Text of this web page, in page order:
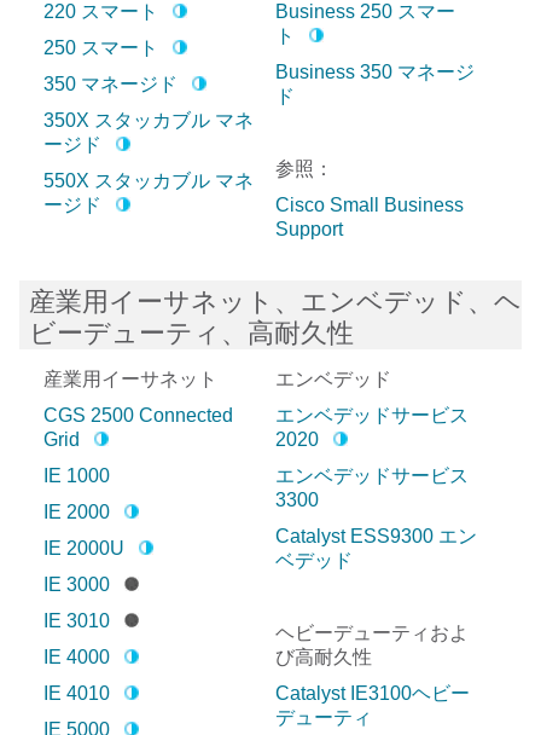
220 スマート
250 スマート
350 マネージド
350X スタッカブル マネ
ージド
550X スタッカブル マネ
ージド
Business 250 スマー
ト
Business 350 マネージ
ド
参照：
Cisco Small Business
Support
産業用イーサネット、エンベデッド、ヘ
ビーデューティ、高耐久性
産業用イーサネット
CGS 2500 Connected
Grid
IE 1000
IE 2000
IE 2000U
IE 3000
IE 3010
IE 4000
IE 4010
IE 5000
エンベデッド
エンベデッドサービス
2020
エンベデッドサービス
3300
Catalyst ESS9300 エン
ベデッド
ヘビーデューティおよ
び高耐久性
Catalyst IE3100ヘビー
デューティ